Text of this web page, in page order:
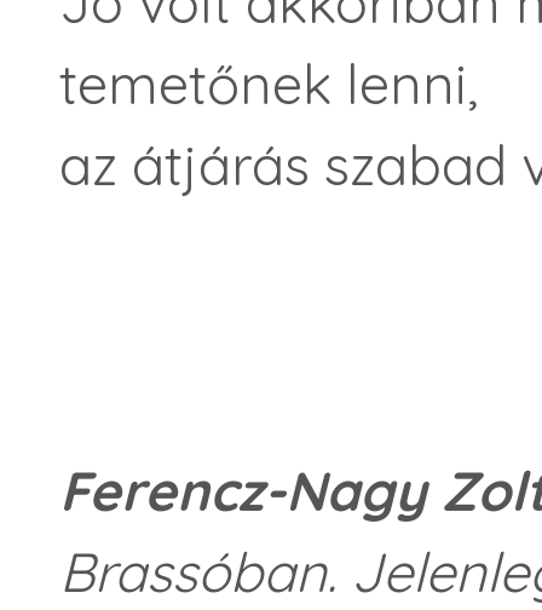
temetőnek lenni,
az átjárás szabad
Ferencz-Nagy
Brassóban.